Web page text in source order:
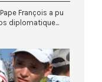
François a pu
diplomatique...